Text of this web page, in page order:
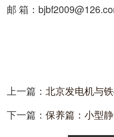
邮 箱：
上一篇： 北京发电机与
下一篇： 保养篇：小型静